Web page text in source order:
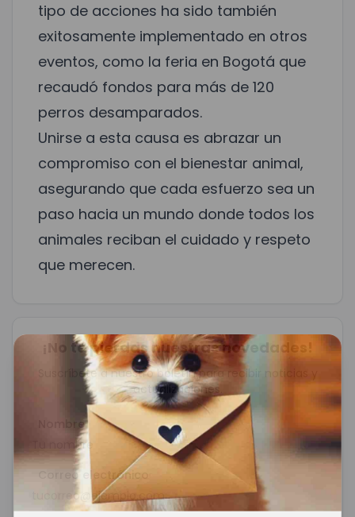
tipo de acciones ha sido también
exitosamente implementado en otros
eventos, como la feria en Bogotá que
recaudó fondos para más de 120
perros desamparados.
Unirse a esta causa es abrazar un
compromiso con el bienestar animal,
asegurando que cada esfuerzo sea un
paso hacia un mundo donde todos los
animales reciban el cuidado y respeto
que merecen.
¡No te pierdas nuestras novedades!
Suscríbete a nuestro boletín para recibir noticias y
actualizaciones.
Nombre
Correo electrónico